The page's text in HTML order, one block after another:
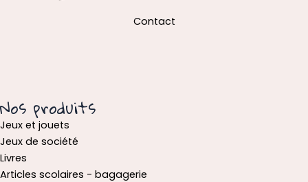
Contact
Nos produits
Jeux et jouets
Jeux de société
Livres
Articles scolaires - bagagerie